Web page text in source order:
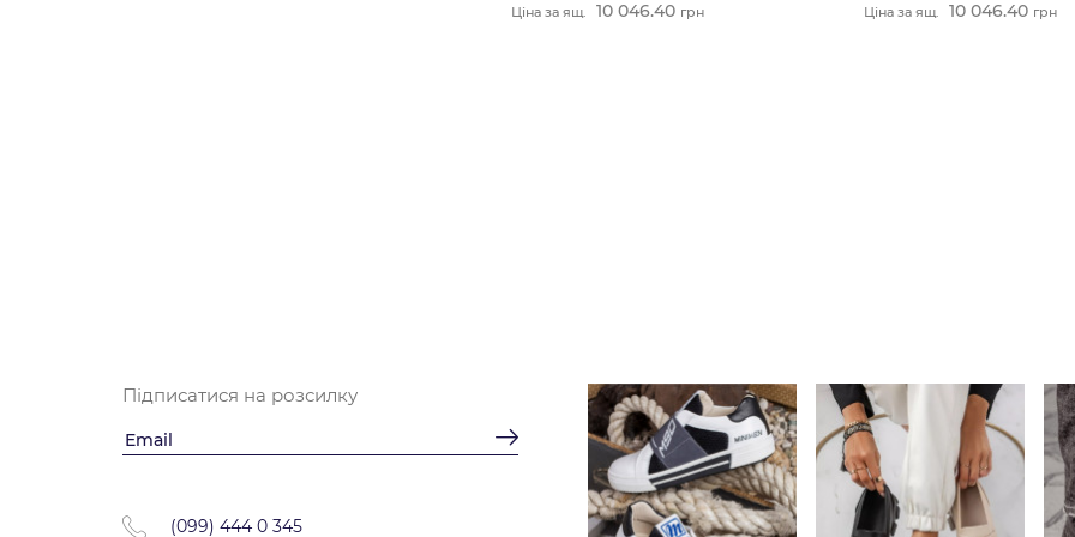
Ціна за ящ. 10 046.40 грн Ціна за ящ. 10 046.40 грн
Підписатися на розсилку
(099) 444 0 345